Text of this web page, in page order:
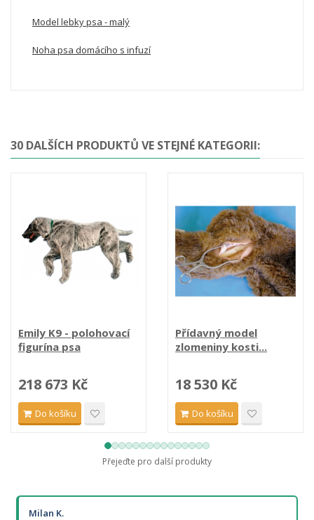
Model lebky psa - malý
Noha psa domácího s infuzí
30 DALŠÍCH PRODUKTŮ VE STEJNÉ KATEGORII:
Emily K9 - polohovací
figurína psa
218 673 Kč
Do košíku
Přídavný model
zlomeniny kosti...
18 530 Kč
Do košíku
Přejeďte pro další produkty
Milan K.